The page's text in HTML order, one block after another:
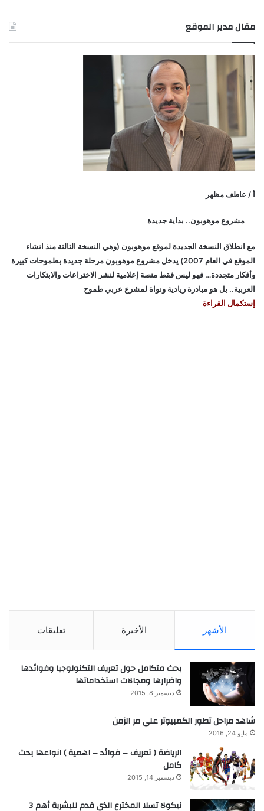
مقال مدير الموقع
أ / عاطف مظهر
مشروع موهوبون.. بداية جديدة
مع انطلاق النسخة الجديدة لموقع موهوبون (وهي النسخة الثالثة منذ انشاء
الموقع في العام 2007) يدخل مشروع موهوبون مرحلة جديدة بطموحات كبيرة
وأفكار متجددة… فهو ليس فقط منصة إعلامية لنشر الاختراعات والابتكارات
العربية.. بل هو مبادرة ريادية ونواة لمشرع عربي طموح
إستكمال القراءة
الأشهر الأخيرة تعليقات
بحث متكامل حول تعريف التكنولوجيا وفوائدها
واضرارها ومجالات استخداماتها
ديسمبر 8, 2015
شاهد مراحل تطور الكمبيوتر علي مر الزمن
مايو 24, 2016
الرياضة ( تعريف – فوائد – اهمية ) انواعها بحث
كامل
ديسمبر 14, 2015
نيكولا تسلا المخترع الذي قدم للبشرية أهم 3